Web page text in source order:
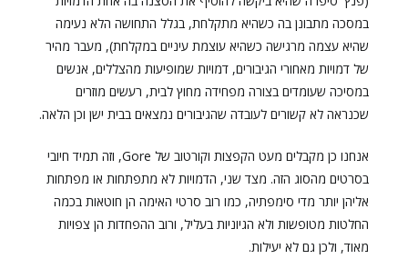
במסכה מתבונן בה כשהיא מתקלחת, בגלל התחושה הלא נעימה
שהיא עצמה מרגישה כשהיא עוצמת עיניים במקלחת), מעבר מהיר
של דמויות מאחורי הגיבורים, דמויות שמופיעות מהצללים, אנשים
במסיכה שעומדים בצורה מפחידה מחוץ לבית, רעשים מוזרים
שכנראה לא קשורים לעובדה שהגיבורים נמצאים בבית ישן וכן הלאה.
אנחנו כן מקבלים מעט הקפצות וקורטוב של Gore, וזה תמיד חיובי
בסרטים מהסוג הזה. מצד שני, הדמויות לא מתפתחות או מפתחות
אליהן יותר מדי סימפתיה, כמו רוב סרטי האימה הן חוטאות בכמה
החלטות מטופשות ולא הגיוניות בעליל, ורוב ההפחדות הן צפויות
מאוד, ולכן גם לא יעילות.